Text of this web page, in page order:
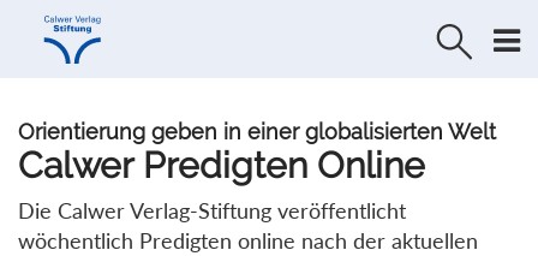
Direkt
Direkt
Orientierung geben in einer globalisierten Welt
Calwer Predigten Online
Die Calwer Verlag-Stiftung veröffentlicht
wöchentlich Predigten online nach der aktuellen